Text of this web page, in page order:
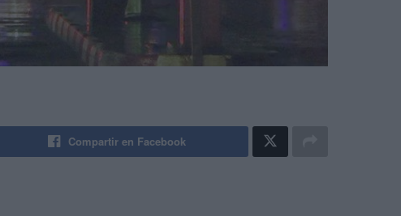
Compartir en Facebook